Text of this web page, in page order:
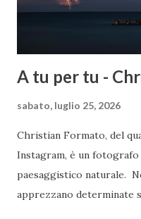
A tu per tu -
sabato, luglio 25, 2026
Christian Formato, del
Instagram, è un
paesaggistico naturale.
apprezzano determinate